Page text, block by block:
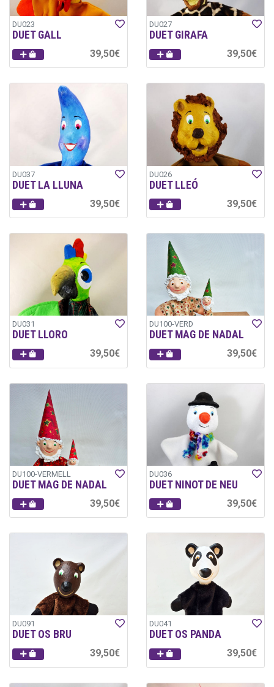
DU023
DUET GALL
39,50€
DU027
DUET GIRAFA
39,50€
DU037
DUET LA LLUNA
39,50€
DU026
DUET LLEÓ
39,50€
DU031
DUET LLORO
39,50€
DU100-VERD
DUET MAG DE NADAL
39,50€
DU100-VERMELL
DUET MAG DE NADAL
39,50€
DU036
DUET NINOT DE NEU
39,50€
DU091
DUET OS BRU
39,50€
DU041
DUET OS PANDA
39,50€